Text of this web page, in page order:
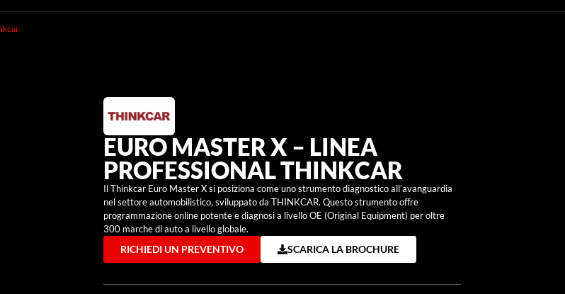
EURO MASTER X – LINEA
PROFESSIONAL THINKCAR
Il Thinkcar Euro Master X si posiziona come uno strumento diagnostico all’avanguardia
nel settore automobilistico, sviluppato da THINKCAR. Questo strumento offre
programmazione online potente e diagnosi a livello OE (Original Equipment) per oltre
300 marche di auto a livello globale.
RICHIEDI UN PREVENTIVO SCARICA LA BROCHURE